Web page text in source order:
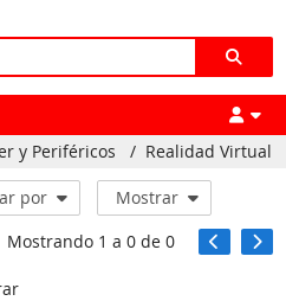
y Periféricos / Realidad Virtual
por
Mostrar
Mostrando 1 a 0de 0